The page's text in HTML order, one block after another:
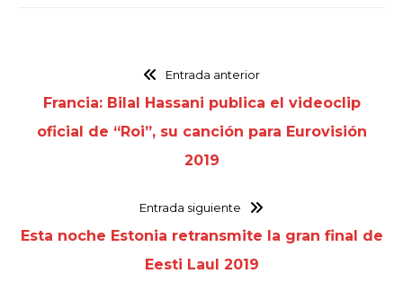
Entrada anterior
Francia: Bilal Hassani publica el videoclip
oficial de “Roi”, su canción para Eurovisión
2019
Entrada siguiente
Esta noche Estonia retransmite la gran final de
Eesti Laul 2019